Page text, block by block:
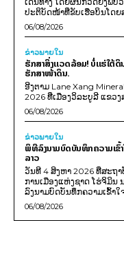
ປະຕິບັດໜ້າທີ່ຂັບເຮືອບິນໂດຍ
06/08/2026
ຂ່າວພາຍ​ໃນ
ຮັກສາສິ່ງແວດລ້ອມ! ບໍ່ແຮ່ໃ
ຮັກສາໜ້າດິນ.
ອີງຕາມ Lane Xang
2026 ທີ່ເມືອງວິລະບູລີ ແຂວ
06/08/2026
ຂ່າວພາຍ​ໃນ
ພິທີລົງນາມບົດບັນທຶກຄວາມເຂົ້
ລາວ
ວັນທີ 4 ສິງຫາ 2026 ທີ່ສະຖ
ການເມືອງແຫ່ງຊາດ ໂຮ່ຈິມິນ
ລົງນາມບົດບັນທຶກຄວາມເຂົ້າ
06/08/2026